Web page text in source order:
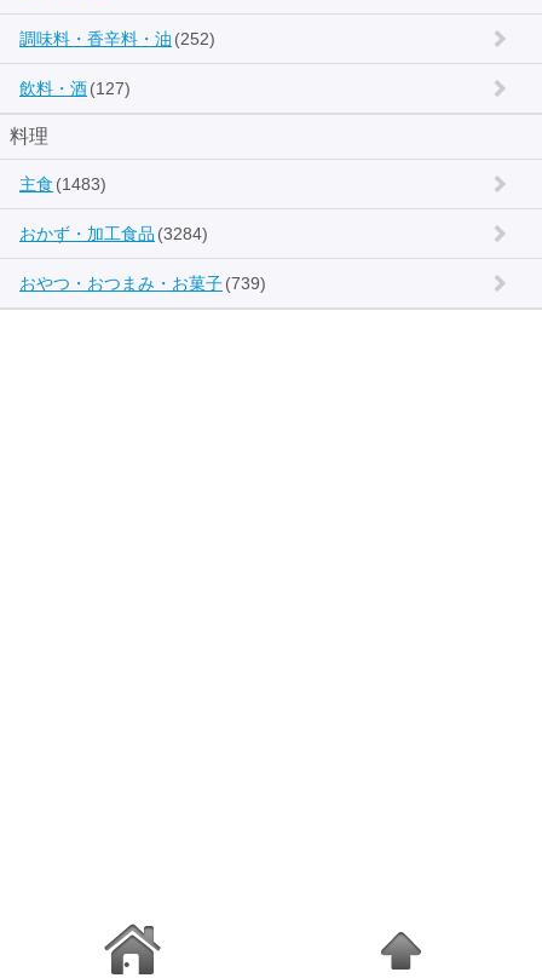
調味料・香辛料・油 (252)
飲料・酒(127)
料理
主食 (1483)
おかず・加工食品 (3284)
おやつ・おつまみ・お菓子(739)